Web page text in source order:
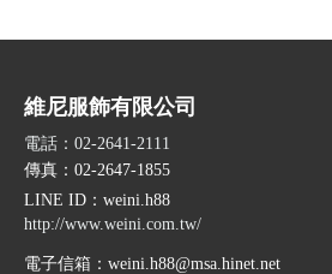
維尼服飾有限公司
電話：02-2641-2111
傳真：02-2647-1855
LINE ID ：weini.h88
http://www.weini.com.tw/
電子信箱： weini.h88@msa.hinet.net